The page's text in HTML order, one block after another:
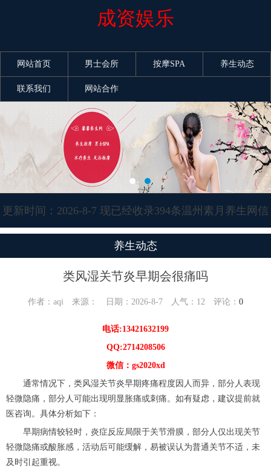
成资娱乐
网站首页 男士会所 按摩SPA 养生动态
联系我们 网站合作
更新时间：2026-8-7 现已经收录394条温州素月养生网信
息
养生动态
类风湿关节炎早期会很痛吗
作者：aqi 来源： 日期：2026-8-7 人气： 12 评论： 0
电话:13421632199
QQ:2714208506
微信：gs2020xd
通常情况下，类风湿关节炎早期疼痛程度因人而异，部分人表现
轻微隐痛，部分人可能出现明显胀痛或刺痛。如有疑虑，建议提前就
医咨询。具体分析如下：
早期病情较轻时，炎症反应局限于关节滑膜，部分人仅出现关节
轻微隐痛或酸胀感，活动后可能缓解，易被误认为普通关节不适，未
及时引起重视。